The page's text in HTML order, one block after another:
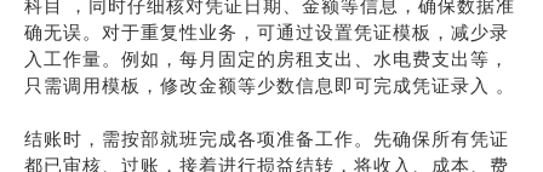
科目 ，同时仔细核对凭证日期、金额等信息，确保数据准
确无误。对于重复性业务，可通过设置凭证模板，减少录
入工作量。例如，每月固定的房租支出、水电费支出等，
只需调用模板，修改金额等少数信息即可完成凭证录入 。
结账时，需按部就班完成各项准备工作。先确保所有凭证
都已审核、过账，接着进行损益结转，将收入、成本、费